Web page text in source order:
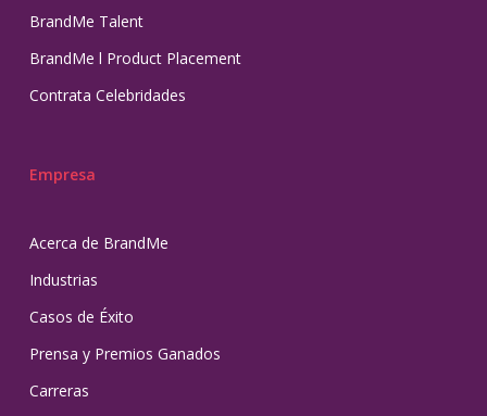
BrandMe Talent
BrandMe l Product Placement
Contrata Celebridades
Empresa
Acerca de BrandMe
Industrias
Casos de Éxito
Prensa y Premios Ganados
Carreras